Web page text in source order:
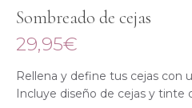
Sombreado de cejas
29,95€
Rellena y define tus cejas con
Incluye diseño de cejas y tinte